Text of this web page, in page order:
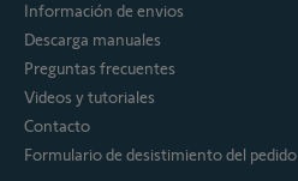
Información de envios
Descarga manuales
Preguntas frecuentes
Videos y tutoriales
Contacto
Formulario de desistimiento del pedido